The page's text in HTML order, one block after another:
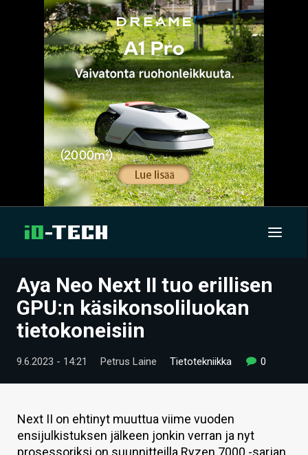
UUTISET
ARTIKKELIT
VIDEOT
TECHBBS
TIETOA
HINTA.FI
Aya Neo Next II tuo erillisen
GPU:n käsikonsoliluokan
tietokoneisiin
9.6.2023 - 14:21 Petrus Laine Tietotekniikka 0
Next II on ehtinyt muuttua viime vuoden
ensijulkistuksen jälkeen jonkin verran ja nyt
prosessoriksi on suunnitteilla Ryzen 7000 -sarjan